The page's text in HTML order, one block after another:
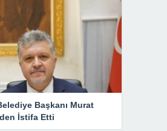
Başkanı Murat
İstifa Etti